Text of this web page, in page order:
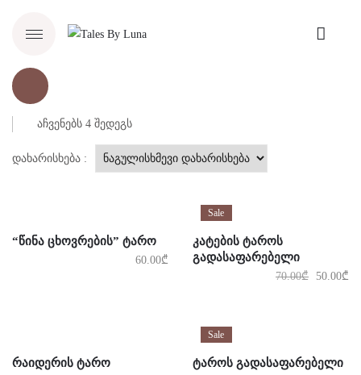
აჩვენებს 4 შედეგს
დახარისხება :
“ᲬᲘᲜᲐ ᲪᲮᲝᲕᲠᲔᲑᲘᲡ” ᲢᲐᲠᲝ
60.00₾
Sale
ᲙᲐᲢᲔᲑᲘᲡ ᲢᲐᲠᲝᲡ
ᲒᲐᲓᲐᲡᲐᲤᲐᲠᲔᲑᲔᲚᲘ
70.00₾ 50.00₾
ᲠᲐᲘᲓᲔᲠᲘᲡ ᲢᲐᲠᲝ
Sale
ᲢᲐᲠᲝᲡ ᲒᲐᲓᲐᲡᲐᲤᲐᲠᲔᲑᲔᲚᲘ